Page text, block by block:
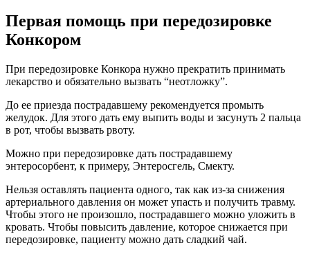
Первая помощь при передозировке
Конкором
При передозировке Конкора нужно прекратить принимать
лекарство и обязательно вызвать “неотложку”.
До ее приезда пострадавшему рекомендуется промыть
желудок. Для этого дать ему выпить воды и засунуть 2 пальца
в рот, чтобы вызвать рвоту.
Можно при передозировке дать пострадавшему
энтеросорбент, к примеру, Энтеросгель, Смекту.
Нельзя оставлять пациента одного, так как из-за снижения
артериального давления он может упасть и получить травму.
Чтобы этого не произошло, пострадавшего можно уложить в
кровать. Чтобы повысить давление, которое снижается при
передозировке, пациенту можно дать сладкий чай.